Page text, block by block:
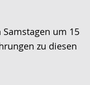
um 15
zu diesen